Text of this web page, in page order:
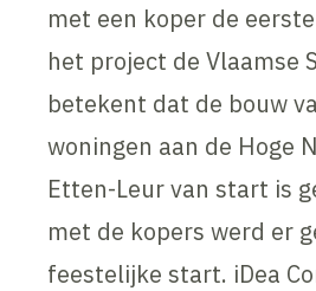
met een koper de
het project de Vlaamse
betekent dat de bouw
woningen aan de Hoge
Etten-Leur van start is
met de kopers werd er
feestelijke start. iDea